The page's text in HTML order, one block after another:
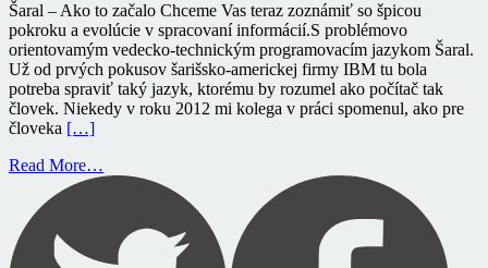
Šaral – Ako to začalo Chceme Vas teraz zoznámiť so špicou
pokroku a evolúcie v spracovaní informácií.S problémovo
orientovamým vedecko-technickým programovacím jazykom Šaral.
Už od prvých pokusov šarišsko-americkej firmy IBM tu bola
potreba spraviť taký jazyk, ktorému by rozumel ako počítač tak
človek. Niekedy v roku 2012 mi kolega v práci spomenul, ako pre
človeka […]
Read More…